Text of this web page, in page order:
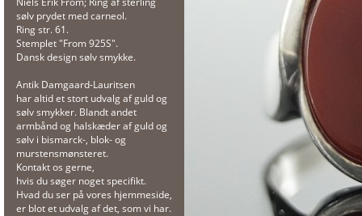
sølv prydet med carneol.
Ring str. 61.
Stemplet "From 925S".
Dansk design sølv smykke.
Antik Damgaard-Lauritsen
har altid et stort udvalg af guld og
sølv smykker. Blandt andet
armbånd og halskæder af guld og
sølv i bismarck-, blok- og
murstensmønsteret.
Kontakt os gerne,
hvis du søger noget specifikt.
Hvad du ser på vores hjemmeside,
er blot et udvalg af det, som vi har.